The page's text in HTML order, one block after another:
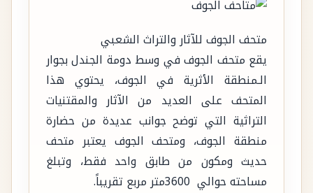
متحف الجوف للآثار والتراث الشعبي
يقع متحف الجوف في وسط دومة الجندل بجوار
الـمنطقة الأثرية في الجوف، يحتوي هذا
المتحف على العديد من الآثار والمقتنيات
التراثية التي توضح جوانب عديدة من حضارة
منطقة الجوف، ومتحف الجوف يعتبر متحف
حديث ومكون من طابق واحد فقط، وتبلغ
مساحته حوالي 3600متر مربع تقريباً.